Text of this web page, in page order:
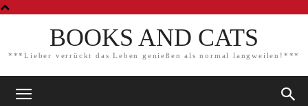
BOOKS AND CATS
***Lieber verrückt das Leben genießen als normal langweilen!***